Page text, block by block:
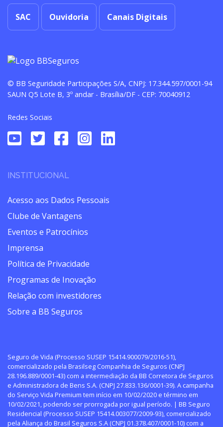
SAC Ouvidoria Canais Digitais
© BB Seguridade Participações S/A, CNPJ: 17.344.597/0001-94
SAUN Q5 Lote B, 3º andar - Brasília/DF - CEP: 70040912
Redes Sociais
INSTITUCIONAL
Acesso aos Dados Pessoais
Clube de Vantagens
Eventos e Patrocínios
Imprensa
Política de Privacidade
Programas de Inovação
Relação com investidores
Sobre a BB Seguros
Seguro de Vida (Processo SUSEP 15414.900079/2016-51),
comercializado pela Brasilseg Companhia de Seguros (CNPJ
28.196.889/0001-43) com a intermediação da BB Corretora de Seguros
e Administradora de Bens S.A. (CNPJ 27.833.136/0001-39). A campanha
do Serviço Vida Premium tem início em 10/02/2020 e término em
10/02/2021, podendo ser prorrogada por igual período. | BB Seguro
Residencial (Processo SUSEP 15414.003077/2009-93), comercializado
pela Aliança do Brasil Seguros S.A (CNPJ 01.378.407/0001-10) com a